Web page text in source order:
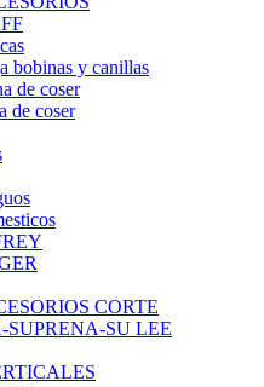
bobinas y canillas
de coser
de coser
CORTE
SUPRENA-SU LEE